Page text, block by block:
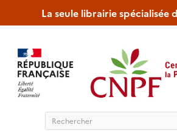
La seule librairie spécialisée